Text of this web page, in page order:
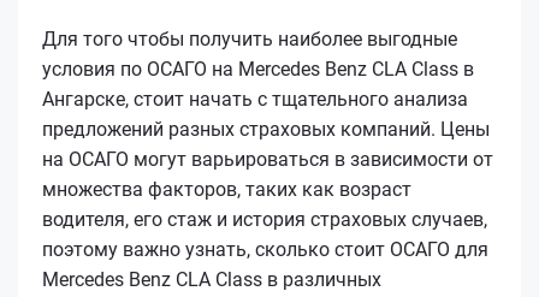
Для того чтобы получить наиболее выгодные
условия по ОСАГО на Mercedes Benz CLA Class в
Ангарске, стоит начать с тщательного анализа
предложений разных страховых компаний. Цены
на ОСАГО могут варьироваться в зависимости от
множества факторов, таких как возраст
водителя, его стаж и история страховых случаев,
поэтому важно узнать, сколько стоит ОСАГО для
Mercedes Benz CLA Class в различных